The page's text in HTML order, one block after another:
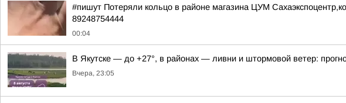
#пишут Потеряли кольцо в районе магазина ЦУМ
89248754444
00:04
В Якутске — до +27°, в районах — ливни и штормовой ветер:
Вчера, 23:05